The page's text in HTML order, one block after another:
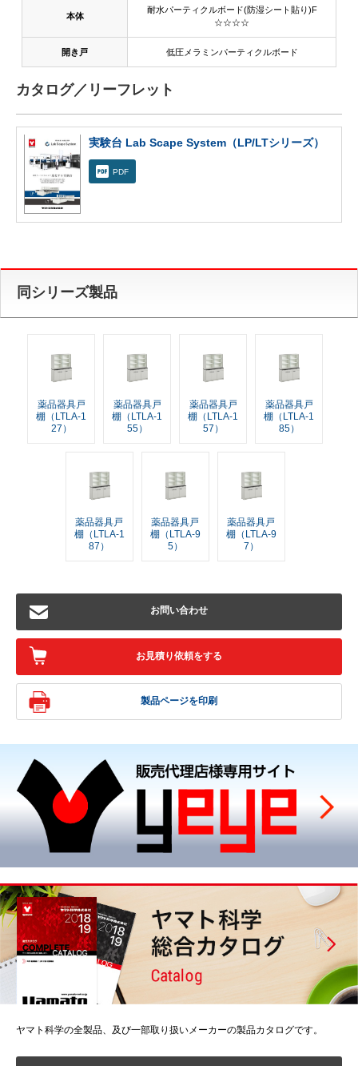
本体
耐水パーティクルボード(防湿シート貼り)F
☆☆☆☆
開き戸 低圧メラミンパーティクルボード
カタログ／リーフレット
実験台 Lab Scape System（LP/LTシリーズ）
PDF
同シリーズ製品
薬品器具戸
棚（LTLA-1
27）
薬品器具戸
棚（LTLA-1
55）
薬品器具戸
棚（LTLA-1
57）
薬品器具戸
棚（LTLA-1
85）
薬品器具戸
棚（LTLA-1
87）
薬品器具戸
棚（LTLA-9
5）
薬品器具戸
棚（LTLA-9
7）
お問い合わせ
お見積り依頼をする
製品ページを印刷
ヤマト科学の全製品、及び一部取り扱いメーカーの製品カタログです。